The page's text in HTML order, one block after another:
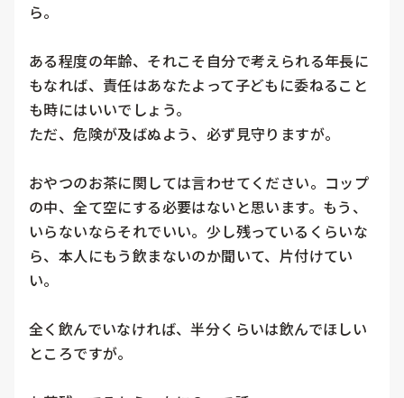
ら。
ある程度の年齢、それこそ自分で考えられる年長に
もなれば、責任はあなたよって子どもに委ねること
も時にはいいでしょう。
ただ、危険が及ばぬよう、必ず見守りますが。
おやつのお茶に関しては言わせてください。コップ
の中、全て空にする必要はないと思います。もう、
いらないならそれでいい。少し残っているくらいな
ら、本人にもう飲まないのか聞いて、片付けてい
い。
全く飲んでいなければ、半分くらいは飲んでほしい
ところですが。